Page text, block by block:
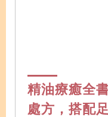
精油療癒全
處方，搭配